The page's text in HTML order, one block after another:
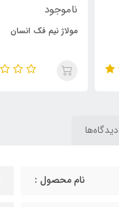
ناموجود
مولاژ نیم فک انسان
دیدگاه‌ها
نام محصول :